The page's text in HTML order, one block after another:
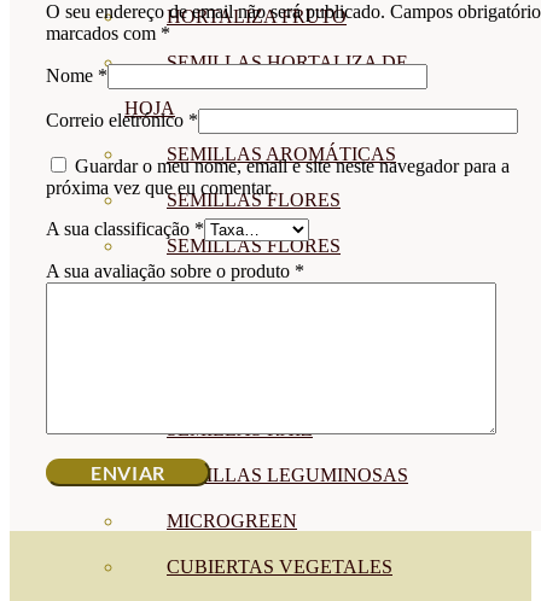
HORTALIZA FRUTO
SEMILLAS HORTALIZA DE
HOJA
SEMILLAS AROMÁTICAS
SEMILLAS FLORES
SEMILLAS FLORES
SEMILLAS RAÍZ
SEMILLAS LEGUMINOSAS
MICROGREEN
CUBIERTAS VEGETALES
O seu endereço de email não será publicado. Campos
marcados com *
Nome *
Correio eletrónico *
Guardar o meu nome, email e site neste navegador para a
próxima vez que eu comentar.
A sua classificação *
A sua avaliação sobre o produto *